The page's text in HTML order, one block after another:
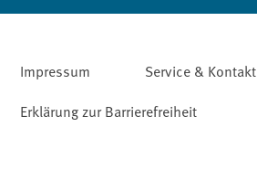
Impressum Service & Kontakt
Erklärung zur Barrierefreiheit